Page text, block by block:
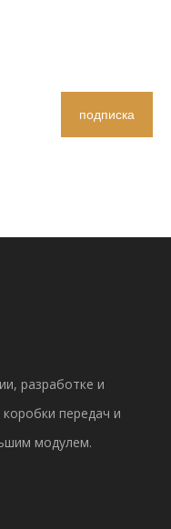
подписка
разработке и
передач и
модулем.